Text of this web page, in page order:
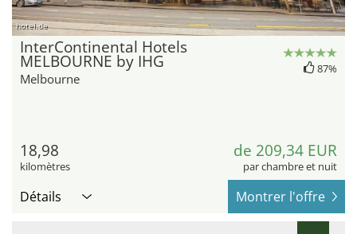
hotel.de
InterContinental Hotels
MELBOURNE by IHG
Melbourne
87%
18,98
kilomètres
de 209,34 EUR
par chambre et nuit
Détails Montrer l'offre